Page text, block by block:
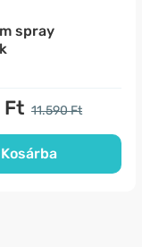
spray
Ft 11.590 Ft
Kosárba